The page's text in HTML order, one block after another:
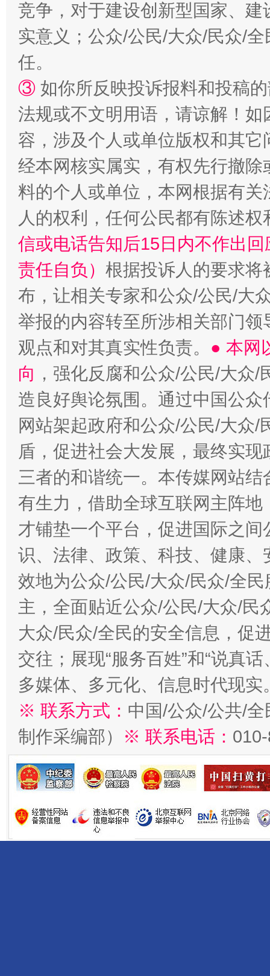
竞争，对于建设创新型国家、
实意义；公众/公民/大众/民众/
任。
③ 如你所反映投诉报料和投稿
法规或不文明用语，请谅解！
容，涉及个人或单位版权和其它
经本网核实属实，有权先行撤
料的个人或单位，本网根据有
人的权利，任何公民都有陈述
信或电话告知后15日内不作出
责任自负） 根据投诉人的要求将
布，让相关专家和公众/公民/大
举报的内容转至所涉相关部门
观点和对其真实性负责。 ● 本网
向 ，强化反腐和公众/公民/大众
造良好舆论氛围。通过中国公
网站架起政府和公众/公民/大众
盾，促进社会大发展，最终实
三者的和谐统一。本传媒网站
有生力，借助全球互联网主阵
才铺垫一个平台，促进国际之
识、法律、政策、科技、健康
效地为公众/公民/大众/民众/全
主，全面贴近公众/公民/大众/民
大众/民众/全民的安全信息，促
交往；展现“服务百姓”和“说真
多媒体、多元化、信息时代现实
※ 联系方式： 中国/公众/公共/
制作采编部）
※ 联系电话：